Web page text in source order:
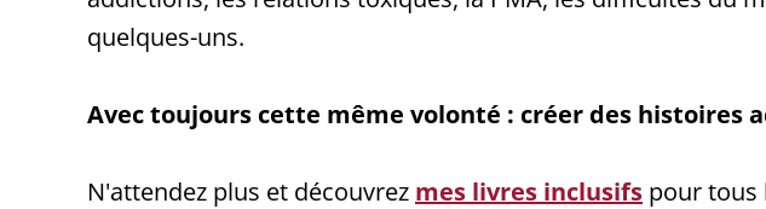
quelques-uns.
Avec toujours cette même volonté : créer des histoires
N'attendez plus et découvrez mes livres inclusifs pour tous